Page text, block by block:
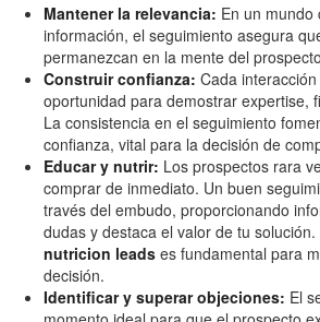
Mantener la relevancia: En un mundo
información, el seguimiento asegura
permanezcan en la mente del
Construir confianza: Cada
oportunidad para demostrar expertise,
La consistencia en el seguimiento
confianza, vital para la decisión de
Educar y nutrir: Los prospectos rara
comprar de inmediato. Un buen
través del embudo, proporcionando
dudas y destaca el valor de tu
nutricion leads es fundamental para
decisión.
Identificar y superar objeciones: El